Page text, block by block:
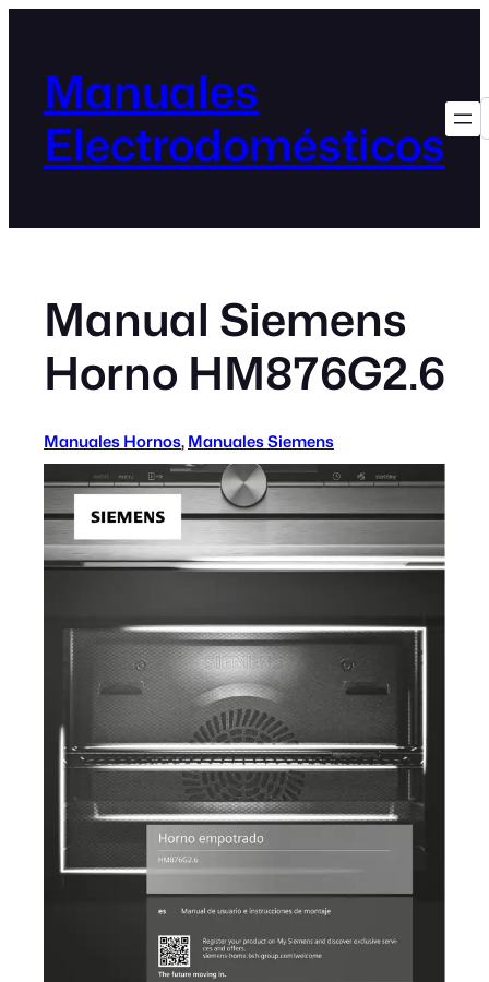
Manuales
Electrodomésticos
Manual Siemens
Horno HM876G2.6
Manuales Hornos, Manuales Siemens